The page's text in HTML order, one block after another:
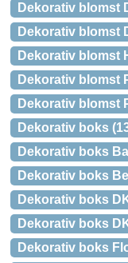
Dekorativ blomst
Dekorativ blomst
Dekorativ blomst
Dekorativ blomst
Dekorativ blomst
Dekorativ boks
Dekorativ boks
Dekorativ boks
Dekorativ boks
Dekorativ boks
Dekorativ boks